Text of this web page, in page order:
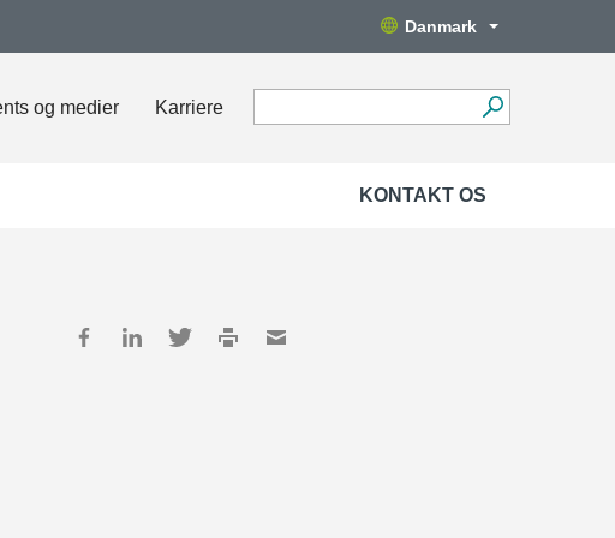
Danmark
og medier Karriere
KONTAKT OS